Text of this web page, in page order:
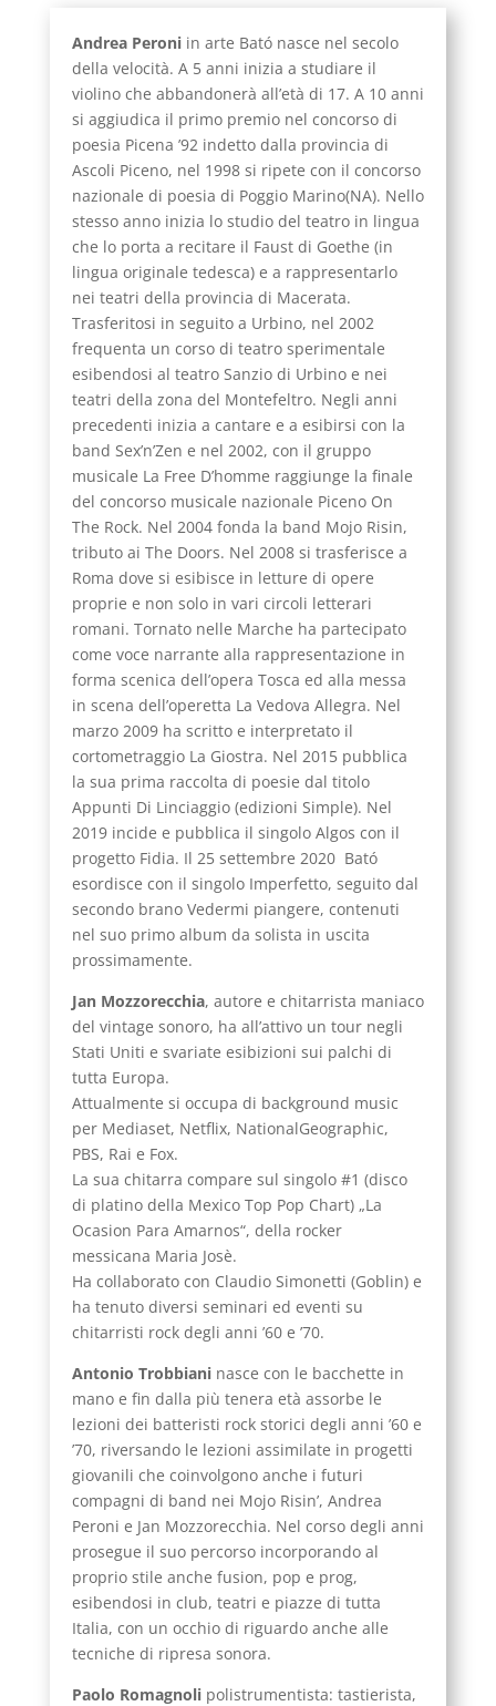
Andrea Peroniin arte Bató nasce nel secolo
della velocità. A 5 anni inizia a studiare il
violino che abbandonerà all’età di 17. A 10 anni
si aggiudica il primo premio nel concorso di
poesia Picena ’92 indetto dalla provincia di
Ascoli Piceno, nel 1998 si ripete con il concorso
nazionale di poesia di Poggio Marino(NA). Nello
stesso anno inizia lo studio del teatro in lingua
che lo porta a recitare il Faust di Goethe (in
lingua originale tedesca) e a rappresentarlo
nei teatri della provincia di Macerata.
Trasferitosi in seguito a Urbino, nel 2002
frequenta un corso di teatro sperimentale
esibendosi al teatro Sanzio di Urbino e nei
teatri della zona del Montefeltro. Negli anni
precedenti inizia a cantare e a esibirsi con la
band Sex’n’Zen e nel 2002, con il gruppo
musicale La Free D’homme raggiunge la finale
del concorso musicale nazionale Piceno On
The Rock. Nel 2004 fonda la band Mojo Risin,
tributo ai The Doors. Nel 2008 si trasferisce a
Roma dove si esibisce in letture di opere
proprie e non solo in vari circoli letterari
romani. Tornato nelle Marche ha partecipato
come voce narrante alla rappresentazione in
forma scenica dell’opera Tosca ed alla messa
in scena dell’operetta La Vedova Allegra. Nel
marzo 2009 ha scritto e interpretato il
cortometraggio La Giostra. Nel 2015 pubblica
la sua prima raccolta di poesie dal titolo
Appunti Di Linciaggio (edizioni Simple). Nel
2019 incide e pubblica il singolo Algos con il
progetto Fidia. Il 25 settembre 2020 Bató
esordisce con il singolo Imperfetto, seguito dal
secondo brano Vedermi piangere, contenuti
nel suo primo album da solista in uscita
prossimamente.
Jan Mozzorecchia, autore e chitarrista maniaco
del vintage sonoro, ha all’attivo un tour negli
Stati Uniti e svariate esibizioni sui palchi di
tutta Europa.
Attualmente si occupa di background music
per Mediaset, Netflix, NationalGeographic,
PBS, Rai e Fox.
La sua chitarra compare sul singolo #1 (disco
di platino della Mexico Top Pop Chart) „La
Ocasion Para Amarnos“, della rocker
messicana Maria Josè.
Ha collaborato con Claudio Simonetti (Goblin) e
ha tenuto diversi seminari ed eventi su
chitarristi rock degli anni ’60 e ’70.
Antonio Trobbianinasce con le bacchette in
mano e fin dalla più tenera età assorbe le
lezioni dei batteristi rock storici degli anni ’60 e
’70, riversando le lezioni assimilate in progetti
giovanili che coinvolgono anche i futuri
compagni di band nei Mojo Risin’, Andrea
Peroni e Jan Mozzorecchia. Nel corso degli anni
prosegue il suo percorso incorporando al
proprio stile anche fusion, pop e prog,
esibendosi in club, teatri e piazze di tutta
Italia, con un occhio di riguardo anche alle
tecniche di ripresa sonora.
Paolo Romagnolipolistrumentista: tastierista,